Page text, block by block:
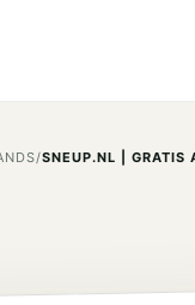
/SNEUP.NL | GRATIS